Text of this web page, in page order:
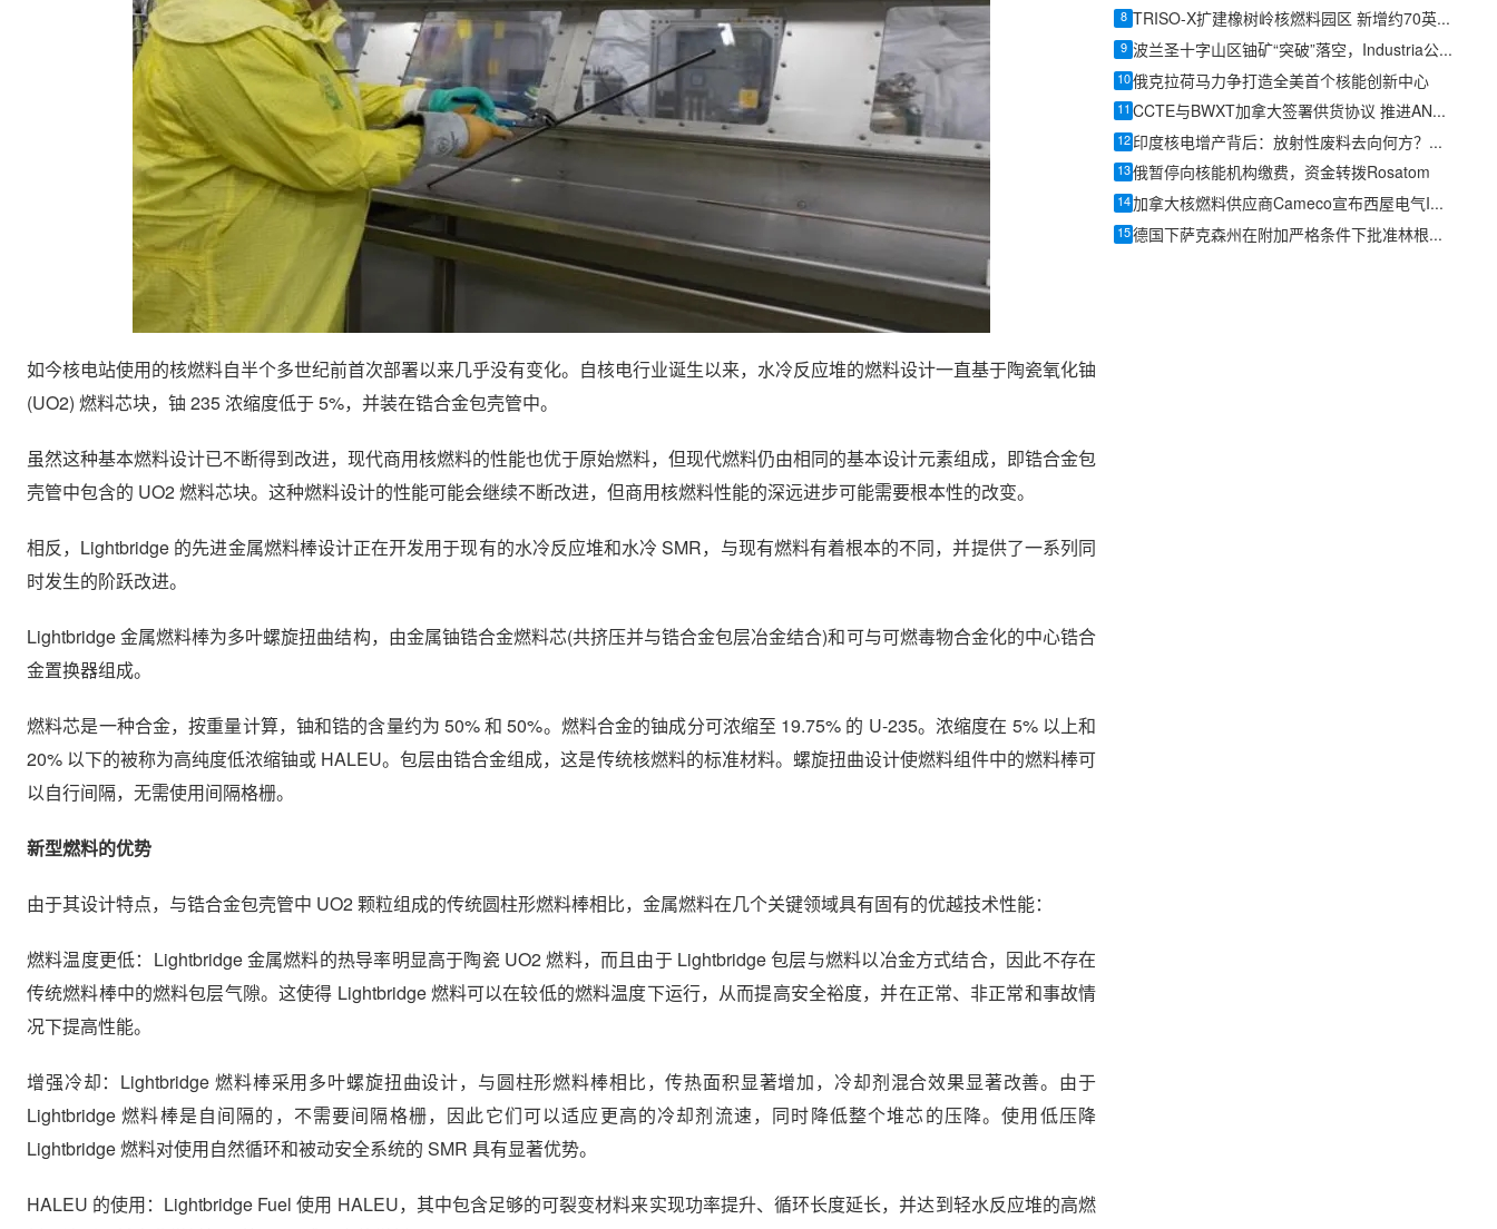
如今核电站使用的核燃料自半个多世纪前首次部署以来几乎没有变化。自核电行业诞生以来，水冷反应堆的燃料设计一直基于陶瓷氧化铀
(UO2) 燃料芯块，铀 235 浓缩度低于 5%，并装在锆合金包壳管中。
虽然这种基本燃料设计已不断得到改进，现代商用核燃料的性能也优于原始燃料，但现代燃料仍由相同的基本设计元素组成，即锆合金包
壳管中包含的 UO2 燃料芯块。这种燃料设计的性能可能会继续不断改进，但商用核燃料性能的深远进步可能需要根本性的改变。
相反，Lightbridge 的先进金属燃料棒设计正在开发用于现有的水冷反应堆和水冷 SMR，与现有燃料有着根本的不同，并提供了一系列同
时发生的阶跃改进。
Lightbridge 金属燃料棒为多叶螺旋扭曲结构，由金属铀锆合金燃料芯(共挤压并与锆合金包层冶金结合)和可与可燃毒物合金化的中心锆合
金置换器组成。
燃料芯是一种合金，按重量计算，铀和锆的含量约为 50% 和 50%。燃料合金的铀成分可浓缩至 19.75% 的 U-235。浓缩度在 5% 以上和
20% 以下的被称为高纯度低浓缩铀或 HALEU。包层由锆合金组成，这是传统核燃料的标准材料。螺旋扭曲设计使燃料组件中的燃料棒可
以自行间隔，无需使用间隔格栅。
新型燃料的优势
由于其设计特点，与锆合金包壳管中 UO2 颗粒组成的传统圆柱形燃料棒相比，金属燃料在几个关键领域具有固有的优越技术性能：
燃料温度更低：Lightbridge 金属燃料的热导率明显高于陶瓷 UO2 燃料，而且由于 Lightbridge 包层与燃料以冶金方式结合，因此不存在
传统燃料棒中的燃料包层气隙。这使得 Lightbridge 燃料可以在较低的燃料温度下运行，从而提高安全裕度，并在正常、非正常和事故情
况下提高性能。
增强冷却：Lightbridge 燃料棒采用多叶螺旋扭曲设计，与圆柱形燃料棒相比，传热面积显著增加，冷却剂混合效果显著改善。由于
Lightbridge 燃料棒是自间隔的，不需要间隔格栅，因此它们可以适应更高的冷却剂流速，同时降低整个堆芯的压降。使用低压降
Lightbridge 燃料对使用自然循环和被动安全系统的 SMR 具有显著优势。
HALEU 的使用：Lightbridge Fuel 使用 HALEU，其中包含足够的可裂变材料来实现功率提升、循环长度延长，并达到轻水反应堆的高燃
8 TRISO-X扩建橡树岭核燃料园区 新增约70英亩土地
9 波兰圣十字山区铀矿“突破”落空，Industria公布加方实验室结果叫停勘探
10 俄克拉荷马力争打造全美首个核能创新中心
11 CCTE与BWXT加拿大签署供货协议 推进ANEEL燃料商用示范
12 印度核电增产背后：放射性废料去向何方？政府首度在议会详解管理流程
13 俄暂停向核能机构缴费，资金转拨Rosatom
14 加拿大核燃料供应商Cameco宣布西屋电气IPO计划
15 德国下萨克森州在附加严格条件下批准林根厂生产俄设计VVER核燃料